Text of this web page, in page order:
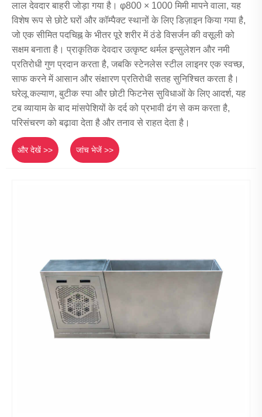
लाल देवदार बाहरी जोड़ा गया है। φ800 × 1000 मिमी मापने वाला, यह
विशेष रूप से छोटे घरों और कॉम्पैक्ट स्थानों के लिए डिज़ाइन किया गया है,
जो एक सीमित पदचिह्न के भीतर पूरे शरीर में ठंडे विसर्जन की वसूली को
सक्षम बनाता है। प्राकृतिक देवदार उत्कृष्ट थर्मल इन्सुलेशन और नमी
प्रतिरोधी गुण प्रदान करता है, जबकि स्टेनलेस स्टील लाइनर एक स्वच्छ,
साफ करने में आसान और संक्षारण प्रतिरोधी सतह सुनिश्चित करता है।
घरेलू कल्याण, बुटीक स्पा और छोटी फिटनेस सुविधाओं के लिए आदर्श, यह
टब व्यायाम के बाद मांसपेशियों के दर्द को प्रभावी ढंग से कम करता है,
परिसंचरण को बढ़ावा देता है और तनाव से राहत देता है।
और देखें >> जांच भेजें >>